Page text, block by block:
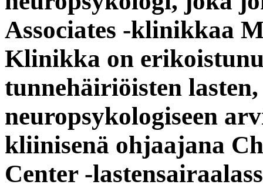
Associates -klinikkaa
Klinikka on
tunnehäiriöisten
neuropsykologiseen
kliinisenä ohjaajana
Center -